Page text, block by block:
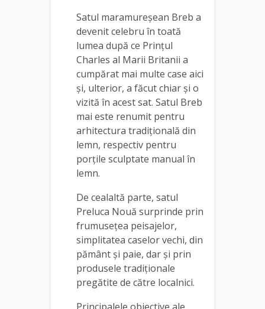
Satul maramureșean Breb a
devenit celebru în toată
lumea după ce Prințul
Charles al Marii Britanii a
cumpărat mai multe case aici
și, ulterior, a făcut chiar și o
vizită în acest sat. Satul Breb
mai este renumit pentru
arhitectura tradițională din
lemn, respectiv pentru
porțile sculptate manual în
lemn.
De cealaltă parte, satul
Preluca Nouă surprinde prin
frumusețea peisajelor,
simplitatea caselor vechi, din
pământ și paie, dar și prin
produsele tradiționale
pregătite de către localnici.